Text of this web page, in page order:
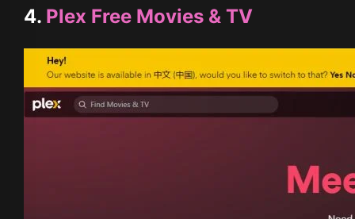
4. Plex Free Movies & TV